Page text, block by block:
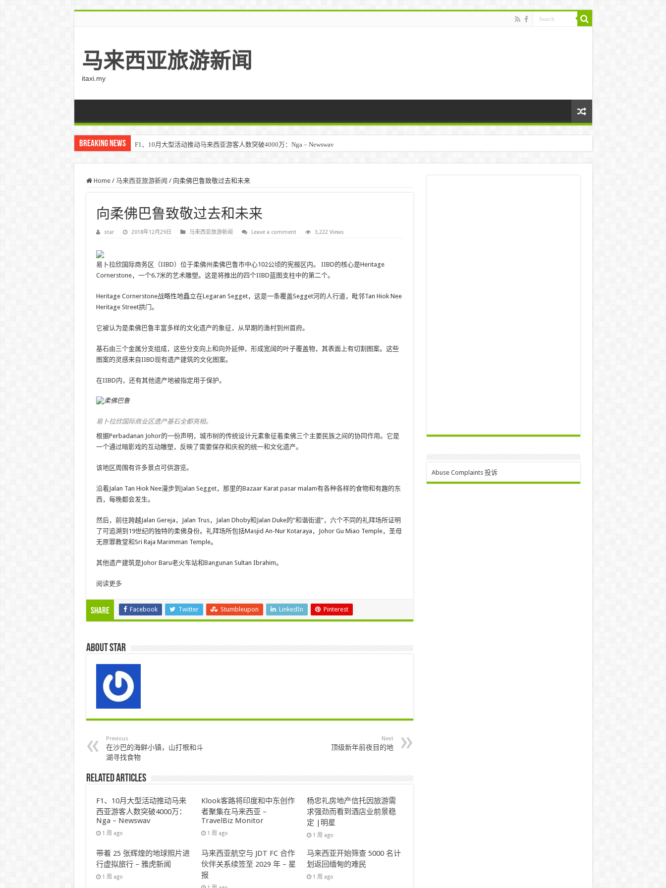
马来西亚旅游新闻
itaxi.my
Breaking News F1、10月大型活动推动马来西亚游客人数突破4000万：Nga – Newswav
Home / 马来西亚旅游新闻 / 向柔佛巴鲁致敬过去和未来
向柔佛巴鲁致敬过去和未来
star 2018年12月29日 马来西亚旅游新闻 Leave a comment 3,222 Views
易卜拉欣国际商务区（IIBD）位于柔佛州柔佛巴鲁市中心102公顷的宪报区内。 IIBD的核心是Heritage
Cornerstone，一个6.7米的艺术雕塑。这是将推出的四个IIBD蓝图支柱中的第二个。
Heritage Cornerstone战略性地矗立在Legaran Segget，这是一条覆盖Segget河的人行道，毗邻Tan Hiok Nee
Heritage Street拱门。
它被认为是柔佛巴鲁丰富多样的文化遗产的象征，从早期的渔村到州首府。
基石由三个金属分支组成，这些分支向上和向外延伸，形成宽阔的叶子覆盖物，其表面上有切割图案。这些
图案的灵感来自IIBD现有遗产建筑的文化图案。
在IIBD内，还有其他遗产地被指定用于保护。
易卜拉欣国际商业区遗产基石全都亮相。
根据Perbadanan Johor的一份声明，城市树的传统设计元素象征着柔佛三个主要民族之间的协同作用。它是
一个通过暗影戏的互动雕塑，反映了需要保存和庆祝的统一和文化遗产。
该地区周围有许多景点可供游览。
沿着Jalan Tan Hiok Nee漫步到Jalan Segget，那里的Bazaar Karat pasar malam有各种各样的食物和有趣的东
西，每晚都会发生。
然后，前往跨越Jalan Gereja，Jalan Trus，Jalan Dhoby和Jalan Duke的“和谐街道”，六个不同的礼拜场所证明
了可追溯到19世纪的独特的柔佛身份。礼拜场所包括Masjid An-Nur Kotaraya，Johor Gu Miao Temple，圣母
无原罪教堂和Sri Raja Marimman Temple。
其他遗产建筑是Johor Baru老火车站和Bangunan Sultan Ibrahim。
阅读更多
Share Facebook Twitter Stumbleupon LinkedIn Pinterest
About star
Previous
在沙巴的海鲜小镇，山打根和斗
湖寻找食物
Next
顶级新年前夜目的地
Related Articles
F1、10月大型活动推动马来
西亚游客人数突破4000万：
Nga – Newswav
1 周 ago
Klook客路将印度和中东创作
者聚集在马来西亚 –
TravelBiz Monitor
1 周 ago
杨忠礼房地产信托因旅游需
求强劲而看到酒店业前景稳
定 |明星
1 周 ago
带着 25 张辉煌的地球照片进
行虚拟旅行 – 雅虎新闻
1 周 ago
马来西亚航空与 JDT FC 合作
伙伴关系续签至 2029 年 – 星
报
马来西亚开始筛查 5000 名计
划返回缅甸的难民
1 周 ago
Abuse Complaints 投诉